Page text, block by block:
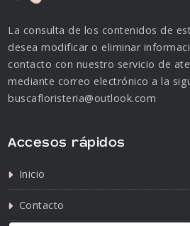
La consulta de los contenidos de
desea modificar o eliminar
contacto con nuestro servicio de
mediante correo electrónico a la
buscafloristeria@outlook.com
Accesos rápidos
Inicio
Contacto